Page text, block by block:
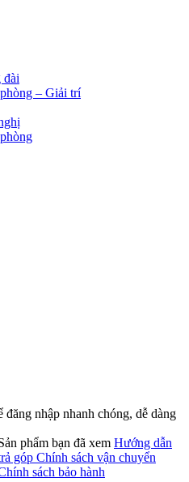
đài
– Giải trí
nhập nhanh chóng, dễ dàng
phẩm bạn đã xem Hướng dẫn
góp Chính sách vận chuyển
sách bảo hành